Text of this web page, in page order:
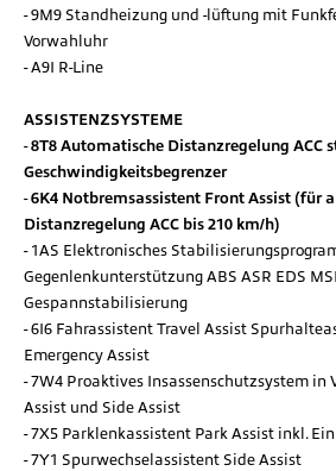
9M9 Standheizung und -lüftung mit
Vorwahluhr
A9I R-Line
ASSISTENZSYSTEME
8T8 Automatische Distanzregelung ACC
Geschwindigkeitsbegrenzer
6K4 Notbremsassistent Front Assist (für
Distanzregelung ACC bis 210 km/h)
1AS Elektronisches
Gegenlenkunterstützung ABS ASR EDS
Gespannstabilisierung
6I6 Fahrassistent Travel Assist
Emergency Assist
7W4 Proaktives Insassenschutzsystem in
Assist und Side Assist
7X5 Parklenkassistent Park Assist inkl.
7Y1 Spurwechselassistent Side Assist